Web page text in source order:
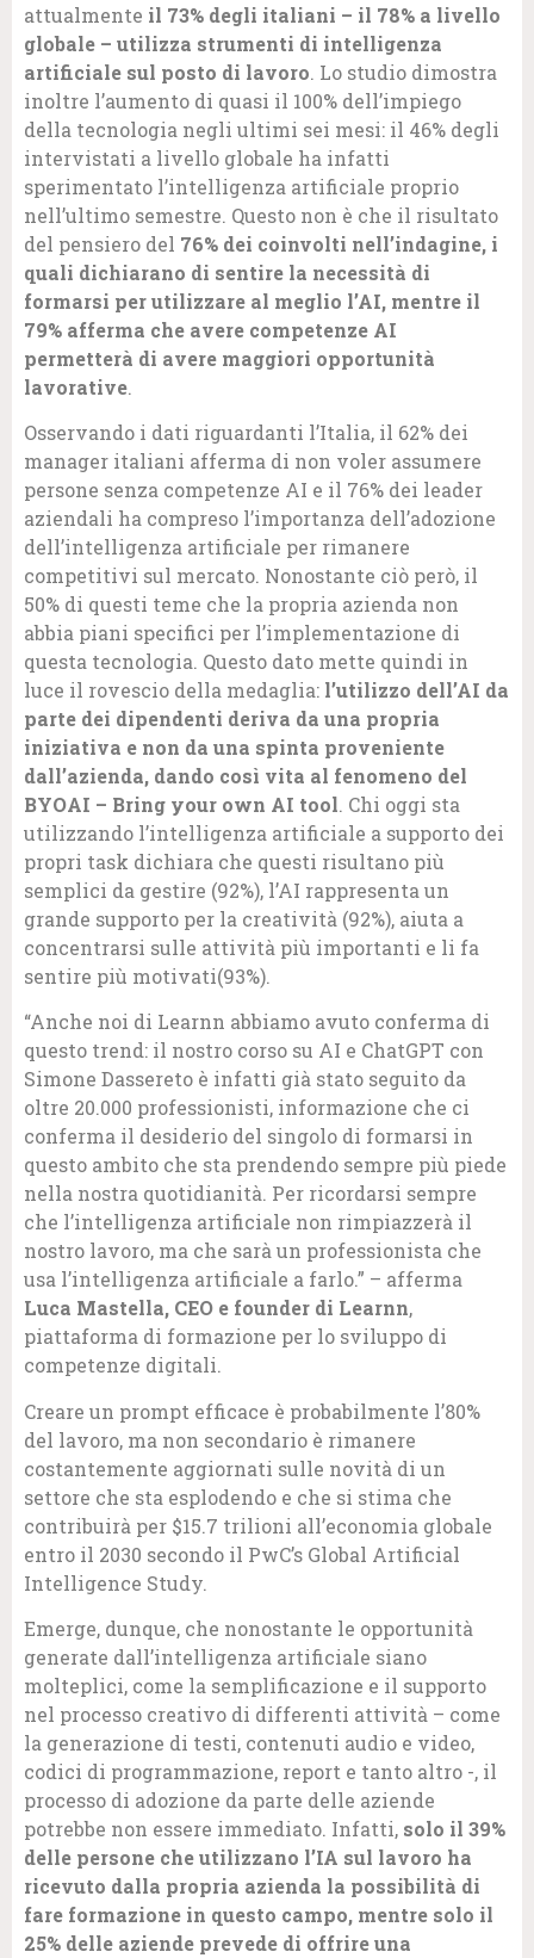
attualmente il 73% degli italiani – il 78% a livello
globale – utilizza strumenti di intelligenza
artificiale sul posto di lavoro. Lo studio dimostra
inoltre l’aumento di quasi il 100% dell’impiego
della tecnologia negli ultimi sei mesi: il 46% degli
intervistati a livello globale ha infatti
sperimentato l’intelligenza artificiale proprio
nell’ultimo semestre. Questo non è che il risultato
del pensiero del 76% dei coinvolti nell’indagine, i
quali dichiarano di sentire la necessità di
formarsi per utilizzare al meglio l’AI, mentre il
79% afferma che avere competenze AI
permetterà di avere maggiori opportunità
lavorative.
Osservando i dati riguardanti l’Italia, il 62% dei
manager italiani afferma di non voler assumere
persone senza competenze AI e il 76% dei leader
aziendali ha compreso l’importanza dell’adozione
dell’intelligenza artificiale per rimanere
competitivi sul mercato. Nonostante ciò però, il
50% di questi teme che la propria azienda non
abbia piani specifici per l’implementazione di
questa tecnologia. Questo dato mette quindi in
luce il rovescio della medaglia: l’utilizzo dell’AI da
parte dei dipendenti deriva da una propria
iniziativa e non da una spinta proveniente
dall’azienda, dando così vita al fenomeno del
BYOAI – Bring your own AI tool. Chi oggi sta
utilizzando l’intelligenza artificiale a supporto dei
propri task dichiara che questi risultano più
semplici da gestire (92%), l’AI rappresenta un
grande supporto per la creatività (92%), aiuta a
concentrarsi sulle attività più importanti e li fa
sentire più motivati(93%).
“Anche noi di Learnn abbiamo avuto conferma di
questo trend: il nostro corso su AI e ChatGPT con
Simone Dassereto è infatti già stato seguito da
oltre 20.000 professionisti, informazione che ci
conferma il desiderio del singolo di formarsi in
questo ambito che sta prendendo sempre più piede
nella nostra quotidianità. Per ricordarsi sempre
che l’intelligenza artificiale non rimpiazzerà il
nostro lavoro, ma che sarà un professionista che
usa l’intelligenza artificiale a farlo.” – afferma
Luca Mastella, CEO e founder di Learnn,
piattaforma di formazione per lo sviluppo di
competenze digitali.
Creare un prompt efficace è probabilmente l’80%
del lavoro, ma non secondario è rimanere
costantemente aggiornati sulle novità di un
settore che sta esplodendo e che si stima che
contribuirà per $15.7 trilioni all’economia globale
entro il 2030 secondo il PwC’s Global Artificial
Intelligence Study.
Emerge, dunque, che nonostante le opportunità
generate dall’intelligenza artificiale siano
molteplici, come la semplificazione e il supporto
nel processo creativo di differenti attività – come
la generazione di testi, contenuti audio e video,
codici di programmazione, report e tanto altro -, il
processo di adozione da parte delle aziende
potrebbe non essere immediato. Infatti, solo il 39%
delle persone che utilizzano l’IA sul lavoro ha
ricevuto dalla propria azienda la possibilità di
fare formazione in questo campo, mentre solo il
25% delle aziende prevede di offrire una